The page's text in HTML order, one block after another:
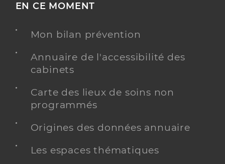
EN CE MOMENT
Mon bilan prévention
Annuaire de l'accessibilité des
cabinets
Carte des lieux de soins non
programmés
Origines des données annuaire
Les espaces thématiques